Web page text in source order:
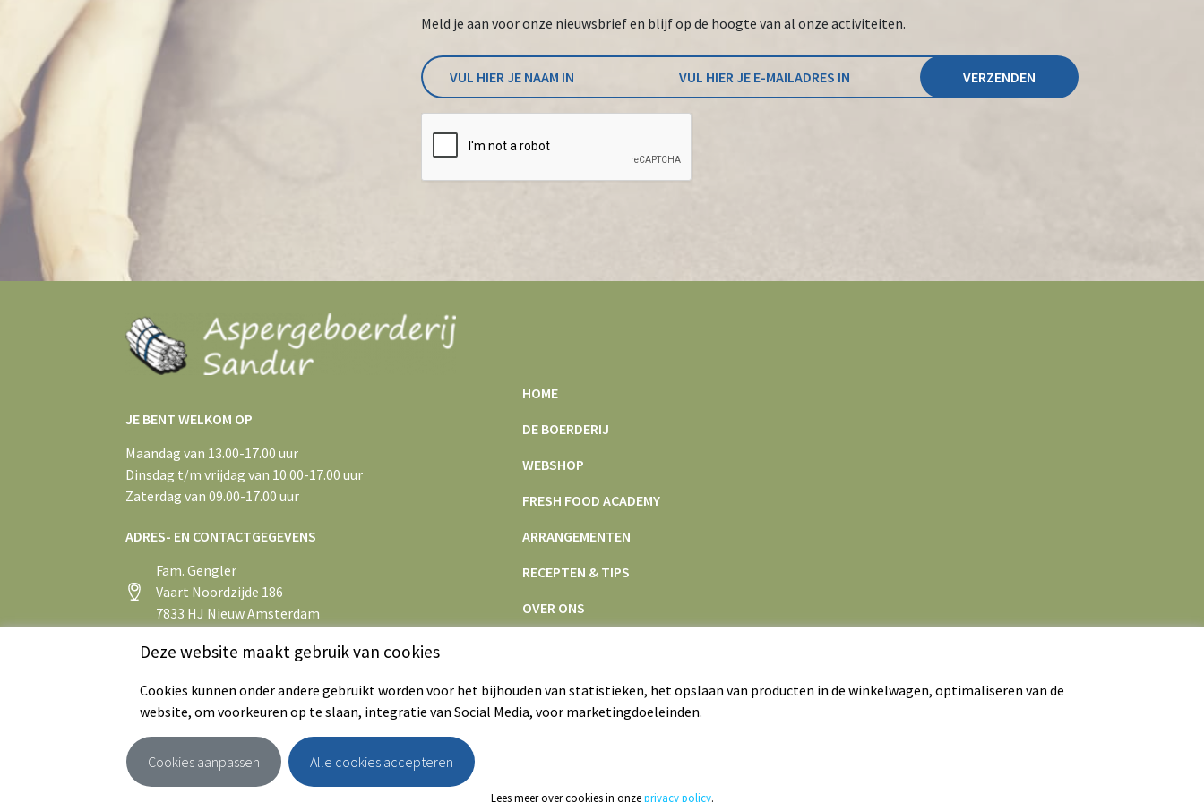
Meld je aan voor onze nieuwsbrief en blijf op de hoogte van al onze activiteiten.
JE BENT WELKOM OP
Maandag van 13.00-17.00 uur
Dinsdag t/m vrijdag van 10.00-17.00 uur
Zaterdag van 09.00-17.00 uur
ADRES- EN CONTACTGEGEVENS
Fam. Gengler
Vaart Noordzijde 186
7833 HJ Nieuw Amsterdam
+31 (0)591 55 43 75
HOME
DE BOERDERIJ
WEBSHOP
FRESH FOOD ACADEMY
ARRANGEMENTEN
RECEPTEN & TIPS
OVER ONS
© 2026 - Aspergeboerderij Sandur Webshop De boerderij
Deze website maakt gebruik van cookies
Cookies kunnen onder andere gebruikt worden voor het bijhouden van statistieken, het opslaan van producten in de winkelwagen, optimaliseren van de
website, om voorkeuren op te slaan, integratie van Social Media, voor marketingdoeleinden.
Cookies aanpassen Alle cookies accepteren
Lees meer over cookies in onzeprivacy policy.